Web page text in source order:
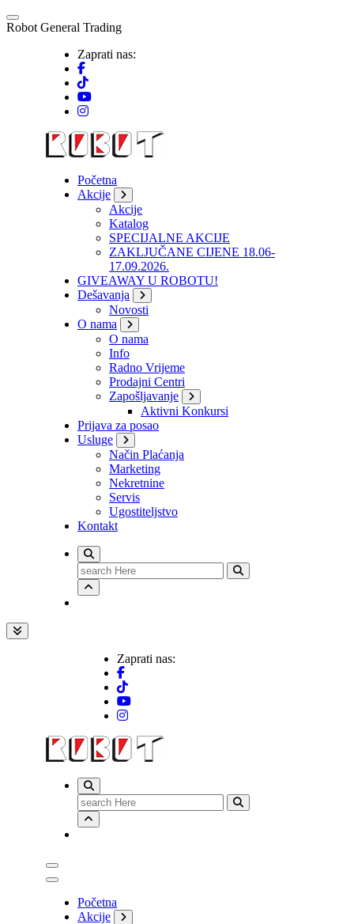
Skip
to
Robot General Trading
Zaprati nas:
Početna
Akcije
Akcije
Katalog
SPECIJALNE AKCIJE
ZAKLJUČANE CIJENE 18.06-
17.09.2026.
GIVEAWAY U ROBOTU!
Dešavanja
Novosti
O nama
O nama
Info
Radno Vrijeme
Prodajni Centri
Zapošljavanje
Aktivni Konkursi
Prijava za posao
Usluge
Način Plaćanja
Marketing
Nekretnine
Servis
Ugostiteljstvo
Kontakt
Search
for:
Zaprati nas:
Search
for:
Početna
Akcije